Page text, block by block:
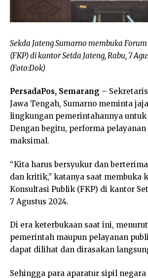
Sekda Jateng Sumarno membuka
(FKP) di kantor Setda Jateng, Rabu, 7
(Foto:Dok)
PersadaPos, Semarang –
Jawa Tengah, Sumarno meminta
lingkungan pemerintahannya
Dengan begitu, performa
maksimal.
“Kita harus bersyukur dan
dan kritik,” katanya saat membuka
Konsultasi Publik (FKP) di kantor
7 Agustus 2024.
Di era keterbukaan saat ini,
pemerintah maupun pelayanan
dapat dilihat dan dirasakan
Sehingga para aparatur sipil negara